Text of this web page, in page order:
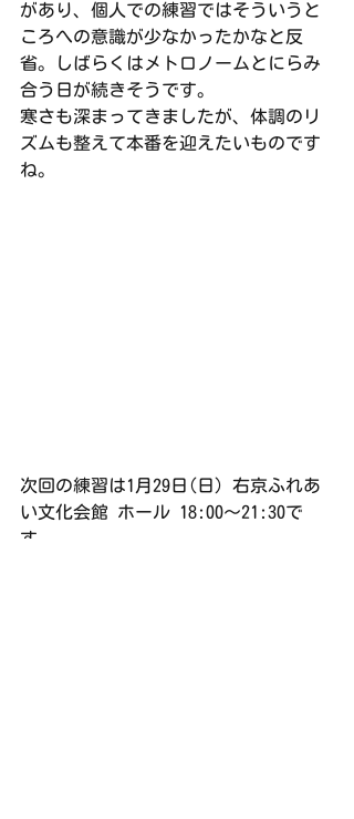
があり、個人での練習ではそういうと
ころへの意識が少なかったかなと反
省。しばらくはメトロノームとにらみ
合う日が続きそうです。
寒さも深まってきましたが、体調のリ
ズムも整えて本番を迎えたいものです
ね。
次回の練習は1月29日(日) 右京ふれあ
い文化会館 ホール 18:00〜21:30で
す。